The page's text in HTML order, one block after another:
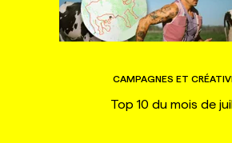
CAMPAGNES ET
Top 10 du mois de